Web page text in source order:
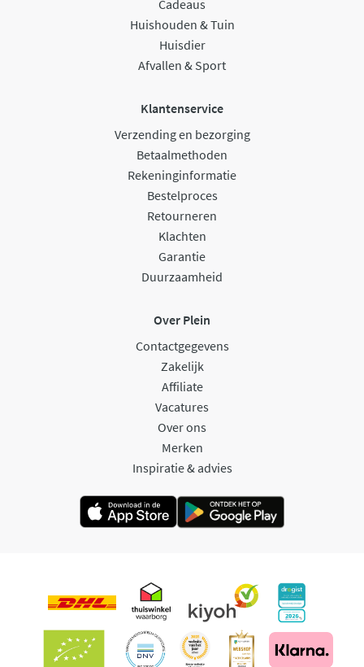
Cadeaus
Huishouden & Tuin
Huisdier
Afvallen & Sport
Klantenservice
Verzending en bezorging
Betaalmethoden
Rekeninginformatie
Bestelproces
Retourneren
Klachten
Garantie
Duurzaamheid
Over Plein
Contactgegevens
Zakelijk
Affiliate
Vacatures
Over ons
Merken
Inspiratie & advies